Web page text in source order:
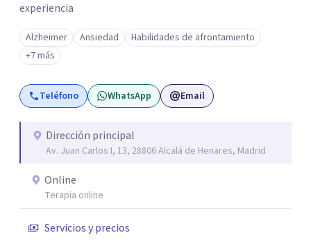
experiencia
Alzheimer Ansiedad
Habilidades de afrontamiento
+7 más
Teléfono WhatsApp Email
Dirección principal
Av. Juan Carlos I, 13, 28806 Alcalá de Henares, Madrid
Online
Terapia online
Servicios y precios